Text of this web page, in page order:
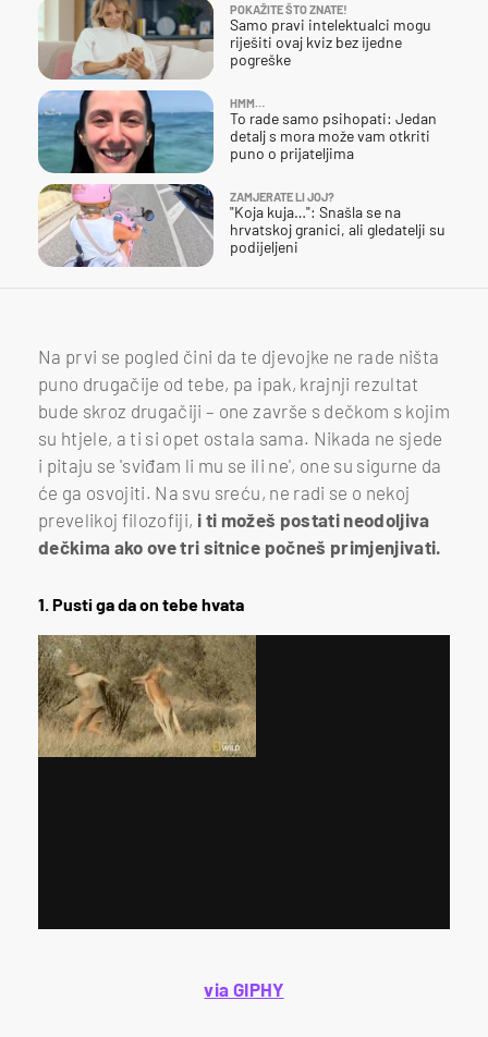
POKAŽITE ŠTO ZNATE!
Samo pravi intelektualci mogu
riješiti ovaj kviz bez ijedne
pogreške
HMM…
To rade samo psihopati: Jedan
detalj s mora može vam otkriti
puno o prijateljima
ZAMJERATE LI JOJ?
"Koja kuja…": Snašla se na
hrvatskoj granici, ali gledatelji su
podijeljeni
Na prvi se pogled čini da te djevojke ne rade ništa
puno drugačije od tebe, pa ipak, krajnji rezultat
bude skroz drugačiji – one završe s dečkom s kojim
su htjele, a ti si opet ostala sama. Nikada ne sjede
i pitaju se 'sviđam li mu se ili ne', one su sigurne da
će ga osvojiti. Na svu sreću, ne radi se o nekoj
prevelikoj filozofiji, i ti možeš postati neodoljiva
dečkima ako ove tri sitnice počneš primjenjivati.
1. Pusti ga da on tebe hvata
via GIPHY